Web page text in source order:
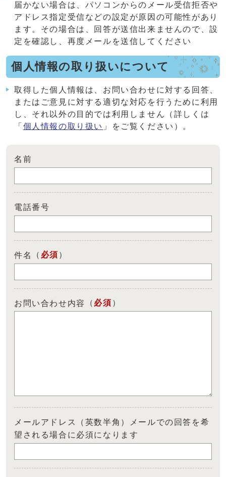
届かない場合は、パソコンからのメール受信拒否や
アドレス指定受信などの設定が原因の可能性があり
ます。その場合は、回答が送信出来ませんので、設
定を確認し、再度メールを送信してください
個人情報の取り扱いについて
取得した個人情報は、お問い合わせに対する回答、
またはご意見に対する適切な対応を行うために利用
し、それ以外の目的では利用しません（詳しくは
「 個人情報の取り扱い 」をご覧ください）。
名前
電話番号
件名 （ 必須 ）
お問い合わせ内容 （ 必須 ）
メールアドレス（英数半角）メールでの回答を希
望される場合に必須になります